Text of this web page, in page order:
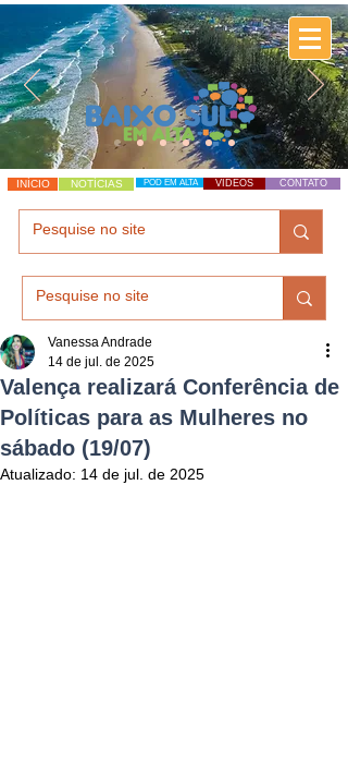
INÍCIO NOTÍCIAS POD EM ALTA VÍDEOS CONTATO
Valença realizará Conferência de
Políticas para as Mulheres no
sábado (19/07)
Vanessa Andrade
14 de jul. de 2025
Atualizado: 14 de jul. de 2025